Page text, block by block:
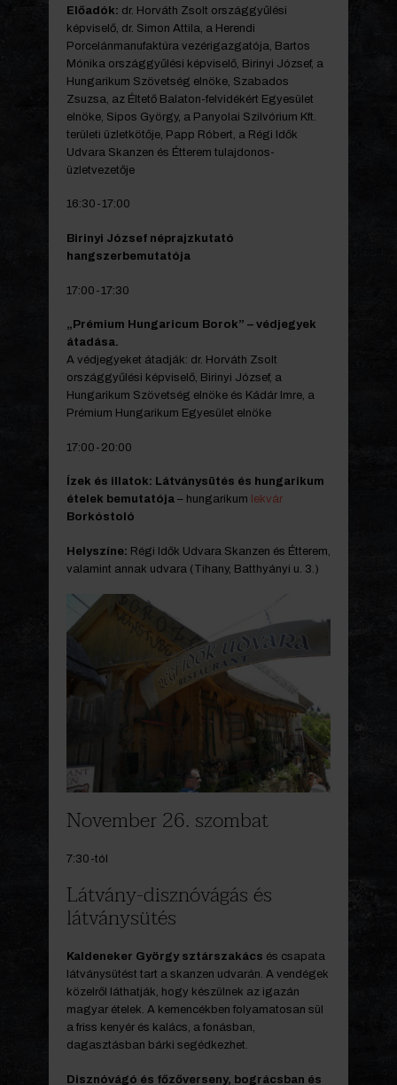
Előadók: dr. Horváth Zsolt országgyűlési
képviselő, dr. Simon Attila, a Herendi
Porcelánmanufaktúra vezérigazgatója, Bartos
Mónika országgyűlési képviselő, Birinyi József, a
Hungarikum Szövetség elnöke, Szabados
Zsuzsa, az Éltető Balaton-felvidékért Egyesület
elnöke, Sipos György, a Panyolai Szilvórium Kft.
területi üzletkötője, Papp Róbert, a Régi Idők
Udvara Skanzen és Étterem tulajdonos-
üzletvezetője
16:30-17:00
Birinyi József néprajzkutató
hangszerbemutatója
17:00-17:30
„Prémium Hungaricum Borok” – védjegyek
átadása.
A védjegyeket átadják: dr. Horváth Zsolt
országgyűlési képviselő, Birinyi József, a
Hungarikum Szövetség elnöke és Kádár Imre, a
Prémium Hungarikum Egyesület elnöke
17:00-20:00
Ízek és illatok: Látványsütés és hungarikum
ételek bemutatója – hungarikum lekvár
Borkóstoló
Helyszíne: Régi Idők Udvara Skanzen és Étterem,
valamint annak udvara (Tihany, Batthyányi u. 3.)
November 26. szombat
7:30-tól
Látvány-disznóvágás és
látványsütés
Kaldeneker György sztárszakács és csapata
látványsütést tart a skanzen udvarán. A vendégek
közelről láthatják, hogy készülnek az igazán
magyar ételek. A kemencékben folyamatosan sül
a friss kenyér és kalács, a fonásban,
dagasztásban bárki segédkezhet.
Disznóvágó és főzőverseny, bográcsban és